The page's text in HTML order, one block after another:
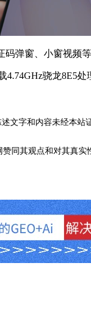
窗、小窗视频等
骁龙8E5处
文字和内容未经本
其观点和对其真